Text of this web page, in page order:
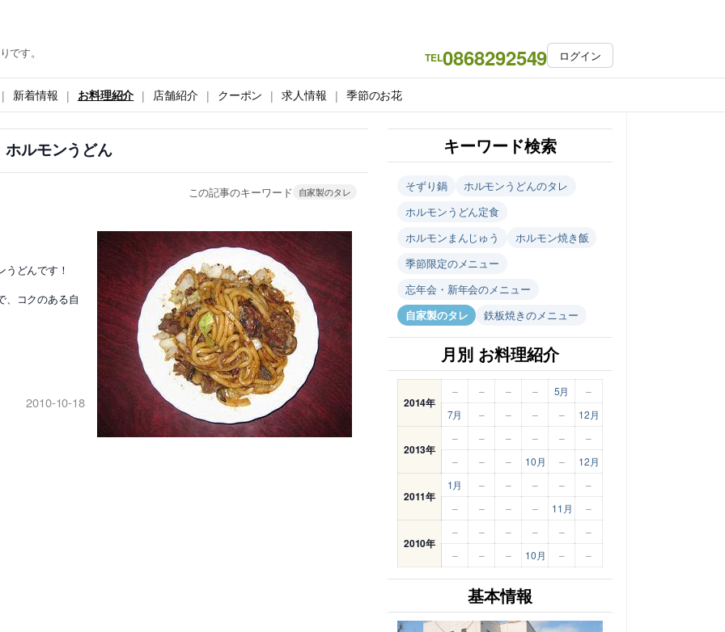
です。 TEL0868292549 ログイン
新着情報 お料理紹介 店舗紹介 クーポン 求人情報 季節のお花
ホルモンうどん
この記事のキーワード 自家製のタレ
どんです！
、コクのある自
2010-10-18
キーワード検索
そずり鍋
ホルモンうどんのタレ
ホルモンうどん定食
ホルモンまんじゅう
ホルモン焼き飯
季節限定のメニュー
忘年会・新年会のメニュー
自家製のタレ
鉄板焼きのメニュー
月別 お料理紹介
2014年
– – – – 5月
–
7月
– – – – 12月
2013年
– – – – –
–
–
– – 10月 – 12月
2011年
1月 – – – –
–
–
– – – 11月 –
2010年
– – – – –
–
–
– – 10月 – –
基本情報